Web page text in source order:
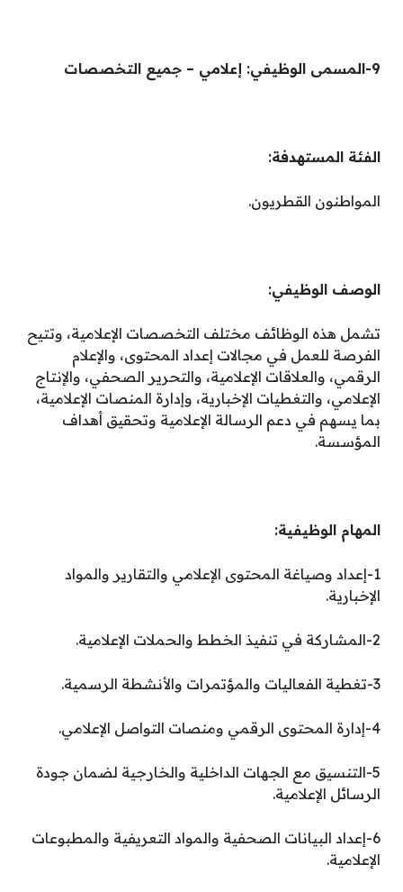
9-المسمى الوظيفي: إعلامي – جميع التخصصات
الفئة المستهدفة:
المواطنون القطريون.
الوصف الوظيفي:
تشمل هذه الوظائف مختلف التخصصات الإعلامية، وتتيح
الفرصة للعمل في مجالات إعداد المحتوى، والإعلام
الرقمي، والعلاقات الإعلامية، والتحرير الصحفي، والإنتاج
الإعلامي، والتغطيات الإخبارية، وإدارة المنصات الإعلامية،
بما يسهم في دعم الرسالة الإعلامية وتحقيق أهداف
المؤسسة.
المهام الوظيفية:
1-إعداد وصياغة المحتوى الإعلامي والتقارير والمواد
الإخبارية.
2-المشاركة في تنفيذ الخطط والحملات الإعلامية.
3-تغطية الفعاليات والمؤتمرات والأنشطة الرسمية.
4-إدارة المحتوى الرقمي ومنصات التواصل الإعلامي.
5-التنسيق مع الجهات الداخلية والخارجية لضمان جودة
الرسائل الإعلامية.
6-إعداد البيانات الصحفية والمواد التعريفية والمطبوعات
الإعلامية.